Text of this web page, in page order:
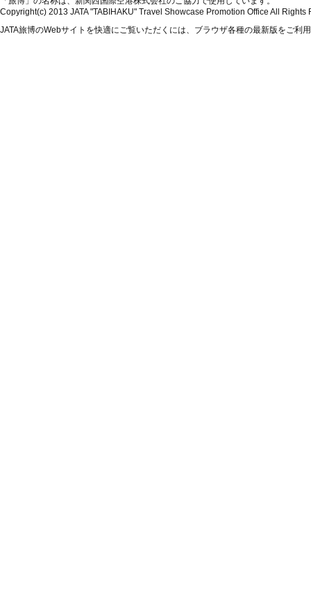
Copyright(c) 2013 JATA "TABIHAKU" Travel Showcase Promotion Office All Rights
JATA旅博のWebサイトを快適にご覧いただくには、ブラウザ各種の最新版をご利